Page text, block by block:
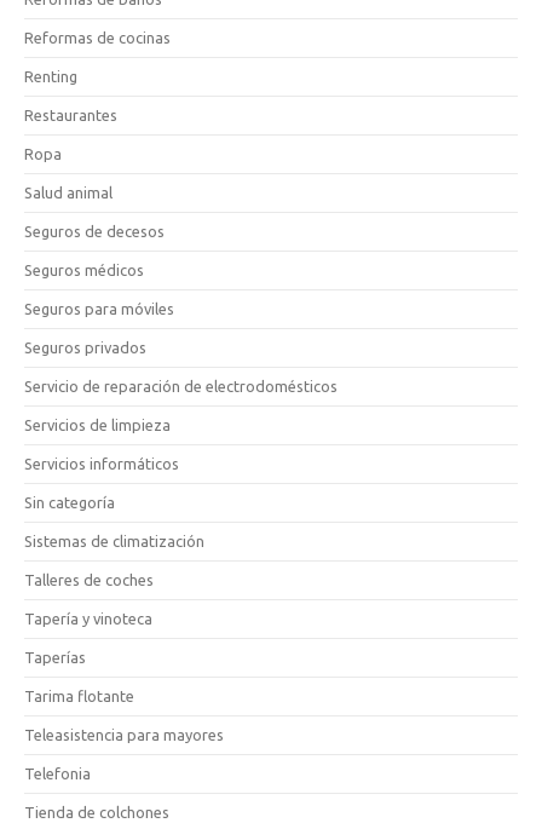
Reformas de cocinas
Renting
Restaurantes
Ropa
Salud animal
Seguros de decesos
Seguros médicos
Seguros para móviles
Seguros privados
Servicio de reparación de electrodomésticos
Servicios de limpieza
Servicios informáticos
Sin categoría
Sistemas de climatización
Talleres de coches
Tapería y vinoteca
Taperías
Tarima flotante
Teleasistencia para mayores
Telefonia
Tienda de colchones